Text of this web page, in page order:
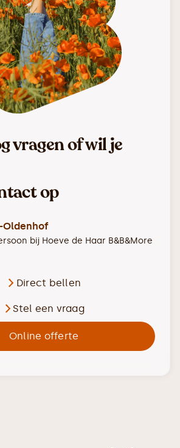
vragen of wil je
op
Oldenhof
bij Hoeve de Haar B&B&More
Direct bellen
Stel een vraag
Online offerte